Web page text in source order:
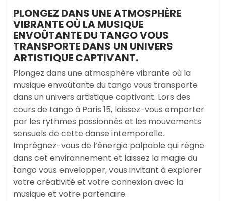
PLONGEZ DANS UNE ATMOSPHÈRE
VIBRANTE OÙ LA MUSIQUE
ENVOÛTANTE DU TANGO VOUS
TRANSPORTE DANS UN UNIVERS
ARTISTIQUE CAPTIVANT.
Plongez dans une atmosphère vibrante où la
musique envoûtante du tango vous transporte
dans un univers artistique captivant. Lors des
cours de tango à Paris 15, laissez-vous emporter
par les rythmes passionnés et les mouvements
sensuels de cette danse intemporelle.
Imprégnez-vous de l’énergie palpable qui règne
dans cet environnement et laissez la magie du
tango vous envelopper, vous invitant à explorer
votre créativité et votre connexion avec la
musique et votre partenaire.